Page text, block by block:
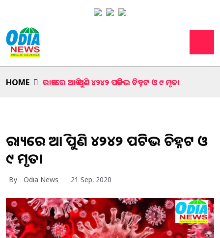
HOME ରାଜ୍ୟରେ ଆଜି ପୁଣି ୪୨୪୨ ପଜିଟିଭ ଚିହ୍ନଟ ଓ ୯ ମୃତ।
ରାଜ୍ୟରେ ଆଜି ପୁଣି ୪୨୪୨ ପଜିଟିଭ ଚିହ୍ନଟ ଓ
୯ ମୃତ।
By - Odia News 21 Sep, 2020